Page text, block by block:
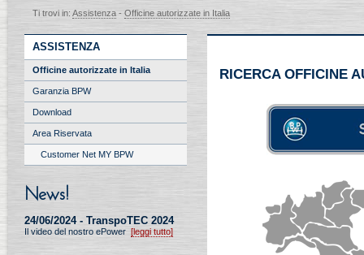
Ti trovi in: Assistenza - Officine autorizzate in Italia
ASSISTENZA
Officine autorizzate in Italia
Garanzia BPW
Download
Area Riservata
Customer Net MY BPW
News!
24/06/2024 - TranspoTEC 2024
Il video del nostro ePower [leggi tutto]
RICERCA OFFICINE